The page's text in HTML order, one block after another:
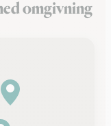
omgivning